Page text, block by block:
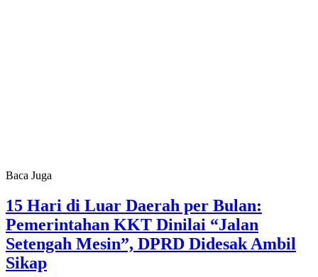
Baca Juga
15 Hari di Luar Daerah per Bulan:
Pemerintahan KKT Dinilai “Jalan
Setengah Mesin”, DPRD Didesak Ambil
Sikap